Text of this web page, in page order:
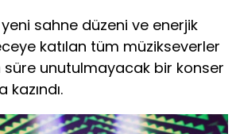
yeni sahne düzeni ve enerjik
katılan tüm müzikseverler
süre unutulmayacak bir konser